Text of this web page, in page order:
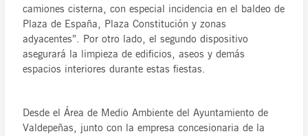
camiones cisterna, con especial incidencia en el baldeo de
Plaza de España, Plaza Constitución y zonas
adyacentes”. Por otro lado, el segundo dispositivo
asegurará la limpieza de edificios, aseos y demás
espacios interiores durante estas fiestas.
Desde el Área de Medio Ambiente del Ayuntamiento de
Valdepeñas, junto con la empresa concesionaria de la